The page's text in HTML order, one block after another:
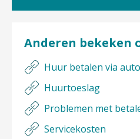
Anderen bekeken
Huur betalen via
Huurtoeslag
Problemen met
Servicekosten